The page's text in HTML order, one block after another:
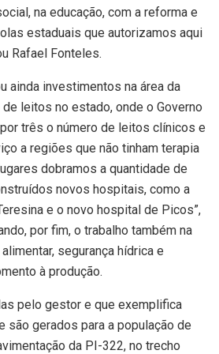
na educação, com a reforma e
estaduais que autorizamos aqui
Rafael Fonteles.
ainda investimentos na área da
leitos no estado, onde o Governo
três o número de leitos clínicos e
a regiões que não tinham terapia
dobramos a quantidade de
novos hospitais, como a
e o novo hospital de Picos”,
por fim, o trabalho também na
segurança hídrica e
à produção.
pelo gestor e que exemplifica
são gerados para a população de
da PI-322, no trecho